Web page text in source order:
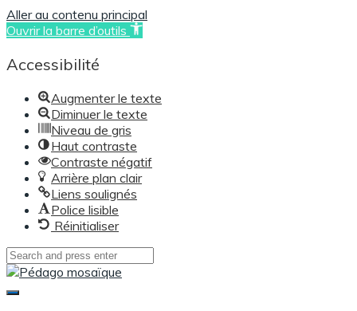
Aller au contenu principal
Ouvrir la barre d’outils
Accessibilité
Augmenter le texte
Diminuer le texte
Niveau de gris
Haut contraste
Contraste négatif
Arrière plan clair
Liens soulignés
Police lisible
Réinitialiser
Skip
to
Main